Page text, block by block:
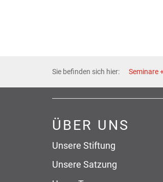
Sie befinden sich hier: Seminare
ÜBER UNS
Unsere Stiftung
Unsere Satzung